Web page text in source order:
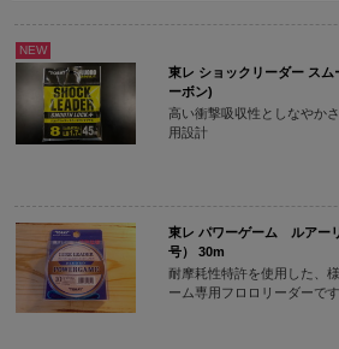
NEW
東レ ショックリーダー ス
ーボン)
高い衝撃吸収性としなやか
用設計
東レ パワーゲーム ルアー
号） 30m
耐摩耗性特許を使用した、
ーム専用フロロリーダーです